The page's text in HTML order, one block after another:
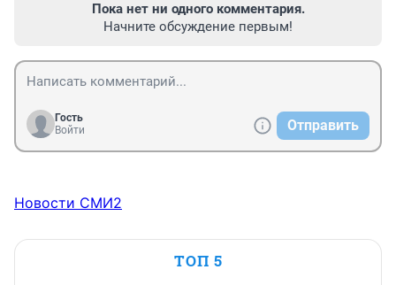
Пока нет ни одного комментария.
Начните обсуждение первым!
Гость
Войти
Отправить
Новости СМИ2
ТОП 5